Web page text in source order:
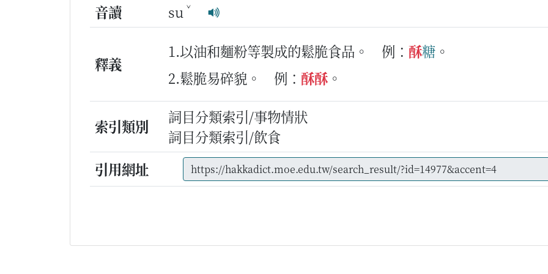
音讀 su ˇ
釋義
1.以油和麵粉等製成的鬆脆食品。 例： 酥糖 。
2.鬆脆易碎貌。
例： 酥酥 。
索引類別
詞目分類索引/事物情狀
詞目分類索引/飲食
引用網址